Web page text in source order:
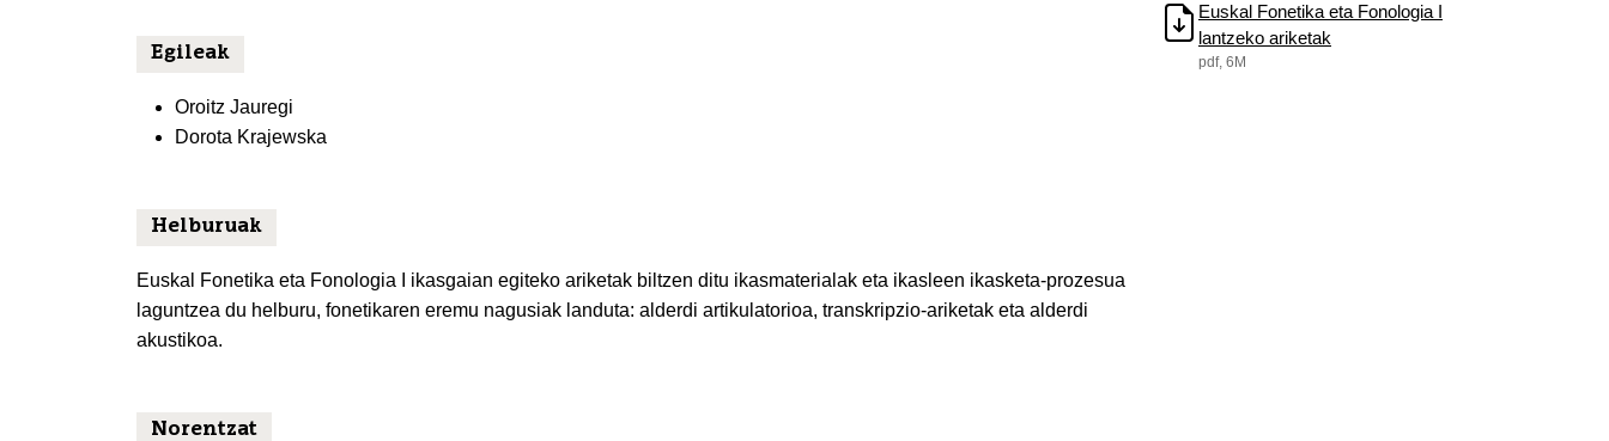
Egileak
Oroitz Jauregi
Dorota Krajewska
Helburuak
Euskal Fonetika eta Fonologia I ikasgaian egiteko ariketak biltzen ditu ikasmaterialak eta ikasleen ikasketa-prozesua
laguntzea du helburu, fonetikaren eremu nagusiak landuta: alderdi artikulatorioa, transkripzio-ariketak eta alderdi
akustikoa.
Norentzat
Euskal Fonetika eta Fonologia I
lantzeko ariketak
pdf, 6M